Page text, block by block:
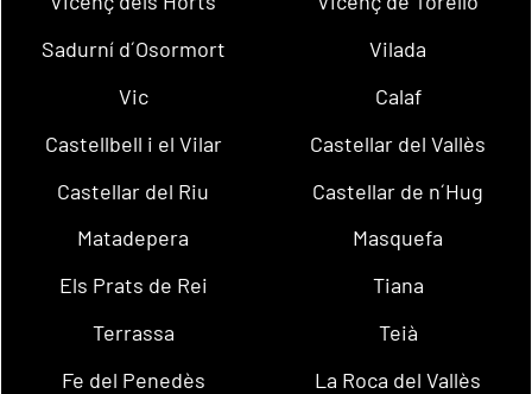
Sadurní d´Osormort
Vilada
Vic
Calaf
Castellbell i el Vilar
Castellar del Vallès
Castellar del Riu
Castellar de n´Hug
Matadepera
Masquefa
Els Prats de Rei
Tiana
Terrassa
Teià
Fe del Penedès
La Roca del Vallès